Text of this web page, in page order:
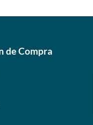
de Compra